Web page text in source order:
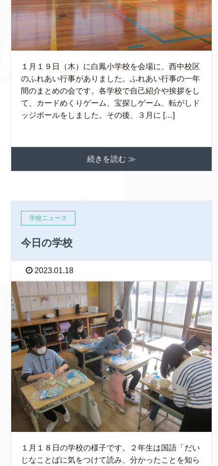
１月１９日（木）に白鳳小学校を会場に、西中校区
のふれあい行事がありました。ふれあい行事の一年
間のまとめの会です。各学校で自己紹介や挨拶をし
て、カードめくりゲーム、宝探しゲーム、転がしド
ッジボールをしました。その後、３月に […]
続きを読む ≫
学校ニュース
今日の学校
2023.01.18
１月１８日の学校の様子です。２年生は国語「だい
じなことばに気をつけて読み、分かったことを知ら